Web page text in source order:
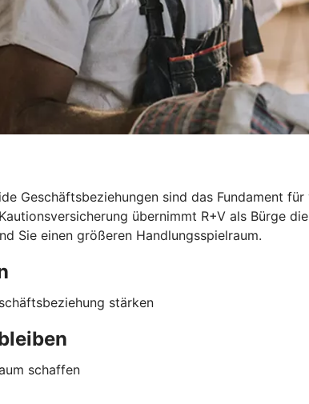
Geschäftsbeziehungen sind das Fundament
übernimmt R+V als Bürge
Sie einen größeren Handlungsspielraum.
stärken
schaffen